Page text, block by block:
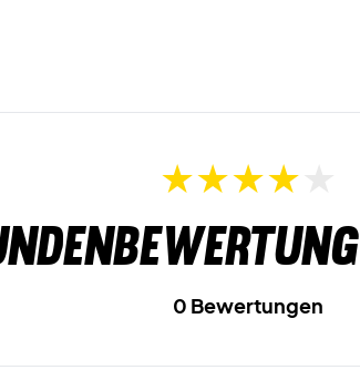
0 Bewertungen